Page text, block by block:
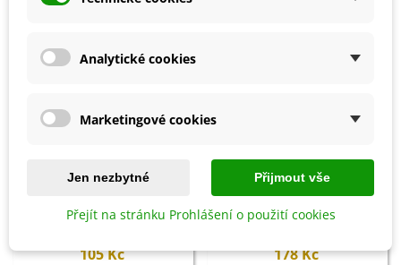
Přidat do košíku
Biochar Mini start - aktivní uhlí
105 Kč
Přidat do košíku
Hoštické slepičince -
178 Kč
Analytické cookies
Marketingové cookies
Jen nezbytné Přijmout vše
Přejít na stránku Prohlášení o použití cookies